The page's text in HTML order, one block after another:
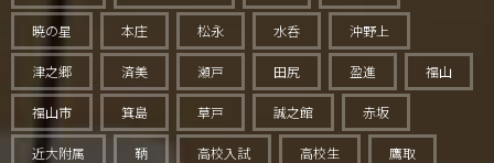
暁の星 本庄 松永 水呑 沖野上
津之郷 済美 瀬戸 田尻 盈進 福山
福山市 箕島 草戸 誠之館 赤坂
近大附属 鞆 高校入試 高校生 鷹取